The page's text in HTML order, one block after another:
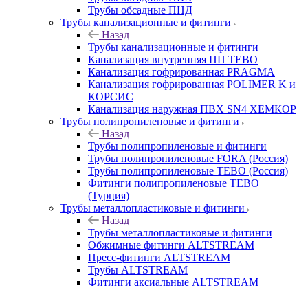
Трубы обсадные ПНД
Трубы канализационные и фитинги
Назад
Трубы канализационные и фитинги
Канализация внутренняя ПП TEBO
Канализация гофрированная PRAGMA
Канализация гофрированная POLIMER K и
КОРСИС
Канализация наружная ПВХ SN4 ХЕМКОР
Трубы полипропиленовые и фитинги
Назад
Трубы полипропиленовые и фитинги
Трубы полипропиленовые FORA (Россия)
Трубы полипропиленовые TEBO (Россия)
Фитинги полипропиленовые TEBO
(Турция)
Трубы металлопластиковые и фитинги
Назад
Трубы металлопластиковые и фитинги
Обжимные фитинги ALTSTREAM
Пресс-фитинги ALTSTREAM
Трубы ALTSTREAM
Фитинги аксиальные ALTSTREAM